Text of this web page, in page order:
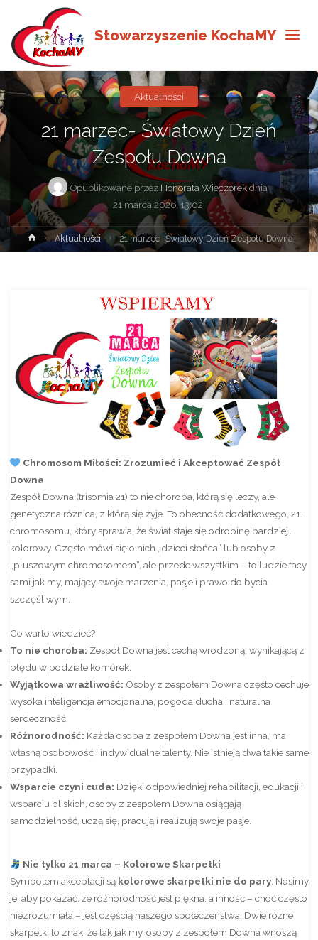
Stowarzyszenie KochaMY
21 marzec- Światowy Dzień
Zespołu Downa
Opublikowane przez Honorata Wieczorekdnia
21 marca 2026, 13:02
Aktualności
Strona
główna
Aktualności 21 marzec- Światowy Dzień Zespołu Downa
Chromosom Miłości: Zrozumieć i Akceptować Zespół
Downa
Zespół Downa (trisomia 21) to nie choroba, którą się leczy, ale
genetyczna różnica, z którą się żyje. To obecność dodatkowego, 21.
chromosomu, który sprawia, że świat staje się odrobinę bardziej…
kolorowy. Często mówi się o nich „dzieci słońca” lub osoby z
„pluszowym chromosomem”, ale przede wszystkim – to ludzie tacy
sami jak my, mający swoje marzenia, pasje i prawo do bycia
szczęśliwym.
Co warto wiedzieć?
To nie choroba: Zespół Downa jest cechą wrodzoną, wynikającą z
błędu w podziale komórek.
Wyjątkowa wrażliwość: Osoby z zespołem Downa często cechuje
wysoka inteligencja emocjonalna, pogoda ducha i naturalna
serdeczność.
Różnorodność: Każda osoba z zespołem Downa jest inna, ma
własną osobowość i indywidualne talenty. Nie istnieją dwa takie same
przypadki.
Wsparcie czyni cuda: Dzięki odpowiedniej rehabilitacji, edukacji i
wsparciu bliskich, osoby z zespołem Downa osiągają
samodzielność, uczą się, pracują i realizują swoje pasje.
Nie tylko 21 marca – Kolorowe Skarpetki
Symbolem akceptacji są kolorowe skarpetki nie do pary. Nosimy
je, aby pokazać, że różnorodność jest piękna, a inność – choć często
niezrozumiała – jest częścią naszego społeczeństwa. Dwie różne
skarpetki to znak, że tak jak my, osoby z zespołem Downa wnoszą